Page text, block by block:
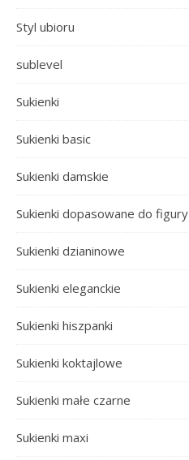
Styl ubioru
sublevel
Sukienki
Sukienki basic
Sukienki damskie
Sukienki dopasowane do figury
Sukienki dzianinowe
Sukienki eleganckie
Sukienki hiszpanki
Sukienki koktajlowe
Sukienki małe czarne
Sukienki maxi